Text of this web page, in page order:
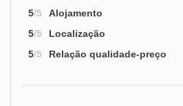
5/5
Alojamento
5/5
Localização
5/5 Relação qualidade-preço